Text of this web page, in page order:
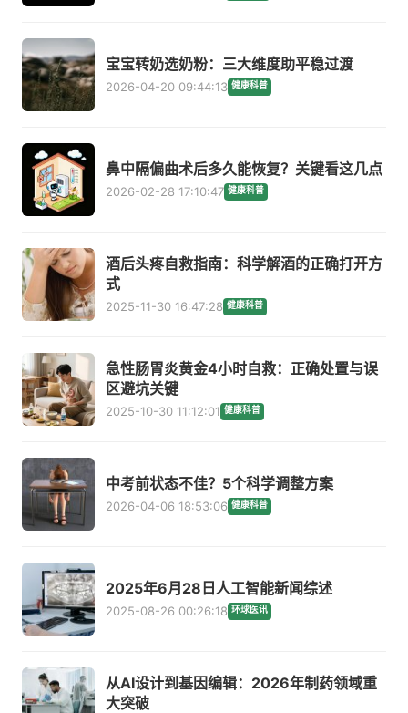
宝宝转奶选奶粉：三大维度助平稳过渡
2026-04-20 09:44:13 健康科普
鼻中隔偏曲术后多久能恢复？关键看这几点
2026-02-28 17:10:47 健康科普
酒后头疼自救指南：科学解酒的正确打开方
式
2025-11-30 16:47:28 健康科普
急性肠胃炎黄金4小时自救：正确处置与误
区避坑关键
2025-10-30 11:12:01 健康科普
中考前状态不佳？5个科学调整方案
2026-04-06 18:53:06 健康科普
2025年6月28日人工智能新闻综述
2025-08-26 00:26:18 环球医讯
从AI设计到基因编辑：2026年制药领域重
大突破